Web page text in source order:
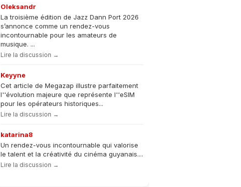
Oleksandr
La troisième édition de Jazz Dann Port 2026
s’annonce comme un rendez-vous
incontournable pour les amateurs de
musique. ...
Lire la discussion →
Keyyne
Cet article de Megazap illustre parfaitement
l''évolution majeure que représente l''eSIM
pour les opérateurs historiques...
Lire la discussion →
katarina8
Un rendez-vous incontournable qui valorise
le talent et la créativité du cinéma guyanais....
Lire la discussion →